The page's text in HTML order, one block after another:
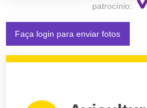
patrocínio:
Faça login para enviar fotos